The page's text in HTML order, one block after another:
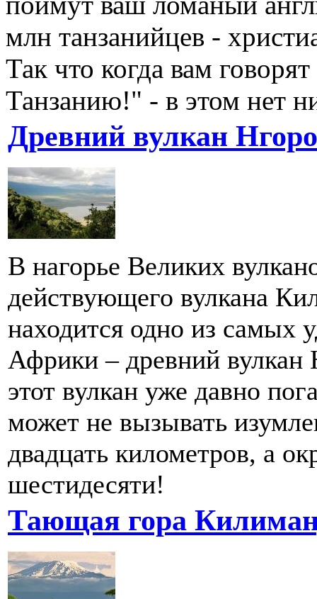
млн танзанийцев -
Так что когда вам
Танзанию!" - в этом нет
Древний вулкан
В нагорье Великих
действующего вулкана
находится одно из самых
Африки – древний вулкан
этот вулкан уже давно
может не вызывать
двадцать километров, а
шестидесяти!
Тающая гора